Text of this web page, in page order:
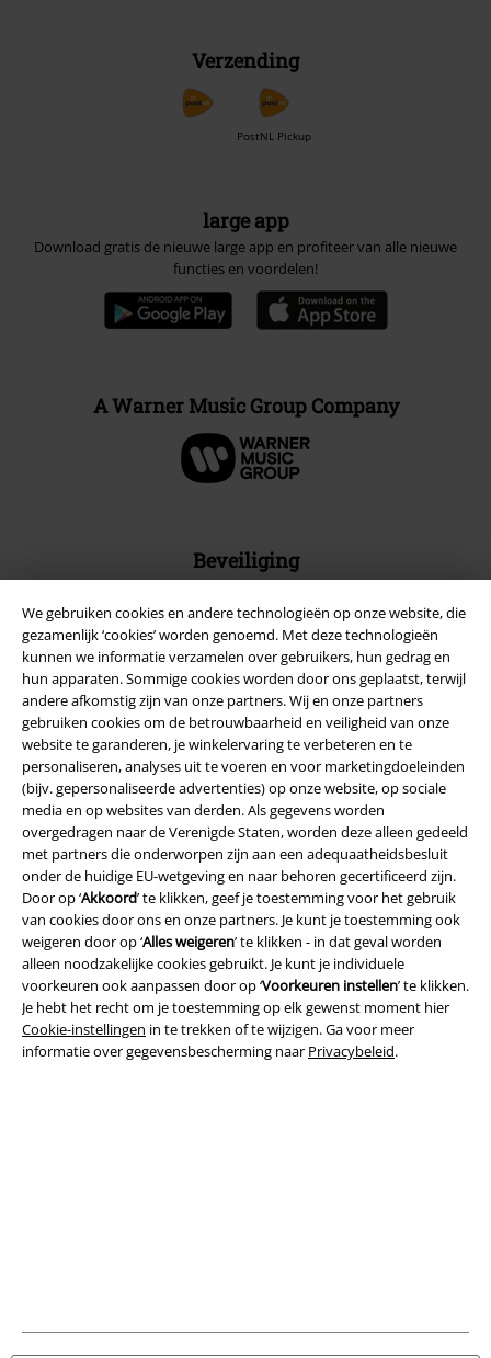
We gebruiken cookies en andere technologieën op onze website, die
gezamenlijk ‘cookies’ worden genoemd. Met deze technologieën
kunnen we informatie verzamelen over gebruikers, hun gedrag en
hun apparaten. Sommige cookies worden door ons geplaatst, terwijl
andere afkomstig zijn van onze partners. Wij en onze partners
gebruiken cookies om de betrouwbaarheid en veiligheid van onze
website te garanderen, je winkelervaring te verbeteren en te
personaliseren, analyses uit te voeren en voor marketingdoeleinden
(bijv. gepersonaliseerde advertenties) op onze website, op sociale
media en op websites van derden. Als gegevens worden
overgedragen naar de Verenigde Staten, worden deze alleen gedeeld
met partners die onderworpen zijn aan een adequaatheidsbesluit
onder de huidige EU-wetgeving en naar behoren gecertificeerd zijn.
Door op ‘Akkoord’ te klikken, geef je toestemming voor het gebruik
van cookies door ons en onze partners. Je kunt je toestemming ook
weigeren door op ‘Alles weigeren’ te klikken - in dat geval worden
alleen noodzakelijke cookies gebruikt. Je kunt je individuele
voorkeuren ook aanpassen door op ‘Voorkeuren instellen’ te klikken.
Je hebt het recht om je toestemming op elk gewenst moment hier
Cookie-instellingen in te trekken of te wijzigen. Ga voor meer
informatie over gegevensbescherming naar Privacybeleid.
Verzending
PostNL Pickup
large app
Download gratis de nieuwe large app en profiteer van alle nieuwe
functies en voordelen!
A Warner Music Group Company
Beveiliging
Legal
Algemene Voorwaarden
Bedrijfsgegevens
Privacyverklaring
Verklaring van conformiteit